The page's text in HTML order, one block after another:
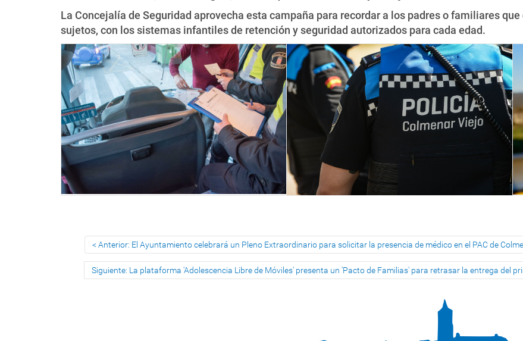
La Concejalía de Seguridad aprovecha esta campaña para recordar a los padres o familiares
sujetos, con los sistemas infantiles de retención y seguridad autorizados para cada edad.
Anterior: El Ayuntamiento celebrará un Pleno Extraordinario para solicitar la presencia de médico en el PAC de
Siguiente: La plataforma 'Adolescencia Libre de Móviles' presenta un 'Pacto de Familias' para retrasar la entrega del